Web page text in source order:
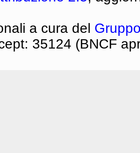
a cura del
35124 (BNCF